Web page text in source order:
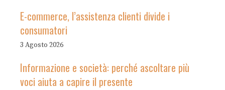
E-commerce, l’assistenza clienti divide i
consumatori
3 Agosto 2026
Informazione e società: perché ascoltare più
voci aiuta a capire il presente